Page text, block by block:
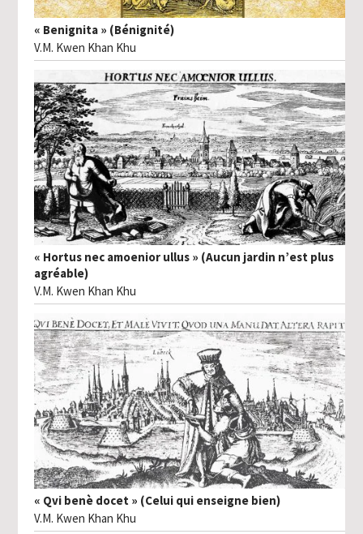
« Benignita » (Bénignité)
V.M. Kwen Khan Khu
« Hortus nec amoenior ullus » (Aucun jardin n’est plus
agréable)
V.M. Kwen Khan Khu
« Qvi benè docet » (Celui qui enseigne bien)
V.M. Kwen Khan Khu